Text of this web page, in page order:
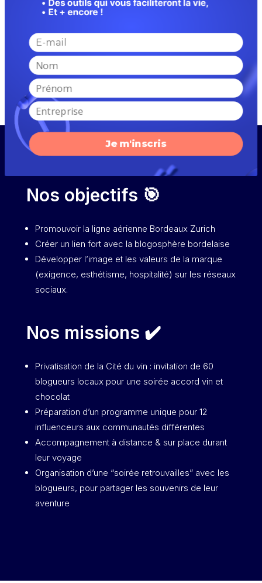
Chocolats, Swiss Airlines, Cité du Vin © Maria Alberola
Nos objectifs 🎯
Promouvoir la ligne aérienne Bordeaux Zurich
Créer un lien fort avec la blogosphère bordelaise
Développer l’image et les valeurs de la marque
(exigence, esthétisme, hospitalité) sur les réseaux
sociaux.
Nos missions ✔️
Privatisation de la Cité du vin : invitation de 60
blogueurs locaux pour une soirée accord vin et
chocolat
Préparation d’un programme unique pour 12
influenceurs aux communautés différentes
Accompagnement à distance & sur place durant
leur voyage
Organisation d’une “soirée retrouvailles” avec les
blogueurs, pour partager les souvenirs de leur
aventure
Je m'inscris